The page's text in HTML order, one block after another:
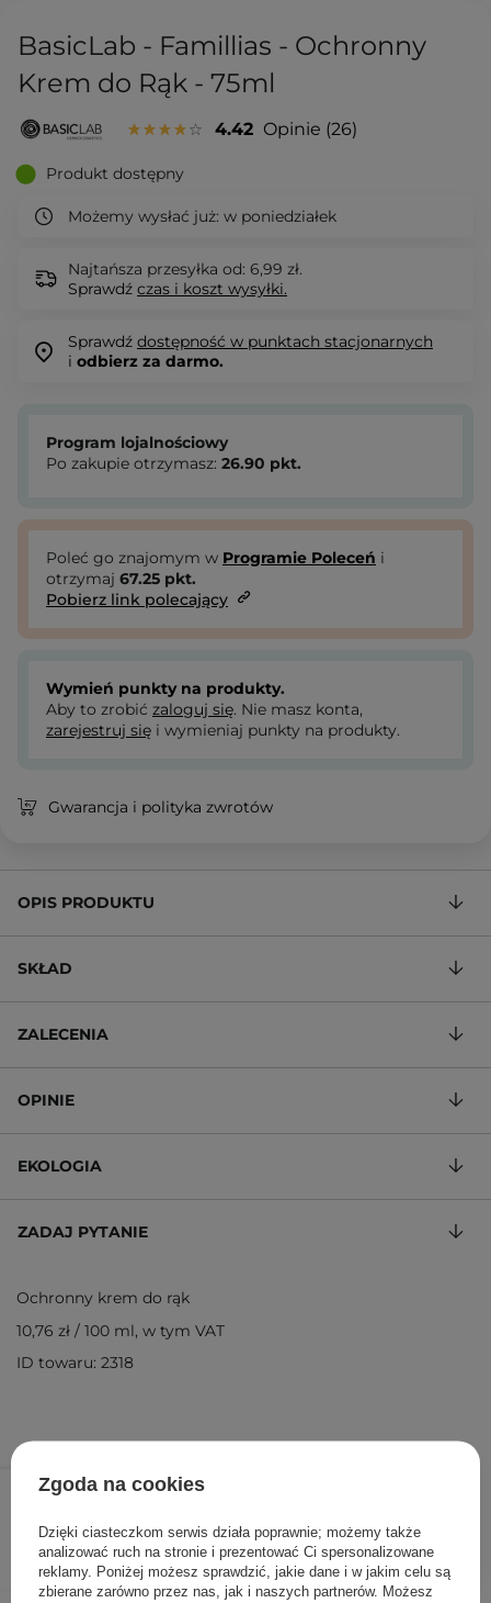
BasicLab - Famillias - Ochronny
Krem do Rąk - 75ml
4.42 Opinie 26
Produkt dostępny
Możemy wysłać już: w poniedziałek
Najtańsza przesyłka od: 6,99 zł.
Sprawdź czas i koszt wysyłki.
Sprawdź dostępność w punktach stacjonarnych
i odbierz za darmo.
26,90 zł /szt.
DODAJ DO KOSZYKA
Program lojalnościowy
Po zakupie otrzymasz: 26.90 pkt.
Poleć go znajomym w Programie Poleceń i
otrzymaj 67.25 pkt.
Pobierz link polecający
Wymień punkty na produkty.
Aby to zrobić zaloguj się. Nie masz konta,
zarejestruj się i wymieniaj punkty na produkty.
Gwarancja i polityka zwrotów
OPIS PRODUKTU
SKŁAD
ZALECENIA
OPINIE
EKOLOGIA
ZADAJ PYTANIE
Ochronny krem do rąk
10,76 zł / 100 ml, w tym VAT
ID towaru: 2318
Zgoda na cookies
Dzięki ciasteczkom serwis działa poprawnie; możemy także
analizować ruch na stronie i prezentować Ci spersonalizowane
reklamy. Poniżej możesz sprawdzić, jakie dane i w jakim celu są
zbierane zarówno przez nas, jak i naszych partnerów. Możesz